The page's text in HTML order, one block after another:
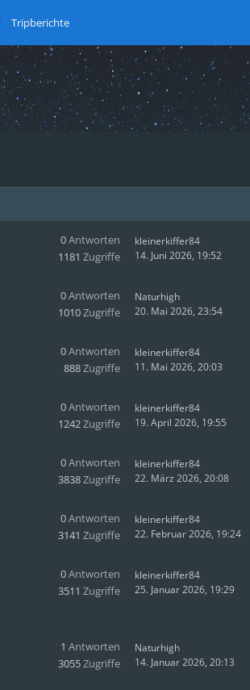
Tripberichte
0Antworten
1181 Zugriffe
kleinerkiffer84
14. Juni 2026, 19:52
0Antworten
1010Zugriffe
Naturhigh
20. Mai 2026, 23:54
0Antworten
888Zugriffe
kleinerkiffer84
11. Mai 2026, 20:03
0Antworten
1242Zugriffe
kleinerkiffer84
19. April 2026, 19:55
0Antworten
3838Zugriffe
kleinerkiffer84
22. März 2026, 20:08
0Antworten
3141 Zugriffe
kleinerkiffer84
22. Februar 2026, 19:24
0Antworten
3511 Zugriffe
kleinerkiffer84
25. Januar 2026, 19:29
1 Antworten
3055Zugriffe
Naturhigh
14. Januar 2026, 20:13